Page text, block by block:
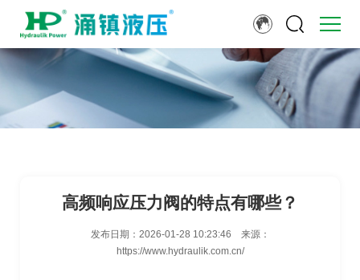
高频响应压力阀的特点有哪些？
发布日期： 2026-01-28 10:23:46
来源：
https://www.hydraulik.com.cn/